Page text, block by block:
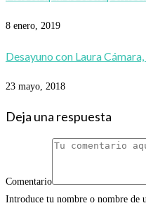
8 enero, 2019
Desayuno con Laura
23 mayo, 2018
Deja una respuesta
Comentario
Introduce tu nombre o nombre de